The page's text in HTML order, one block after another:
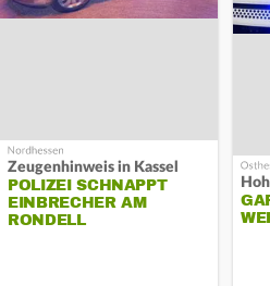
Zeugenhinweis in Kassel
POLIZEI SCHNAPPT
EINBRECHER AM
RONDELL